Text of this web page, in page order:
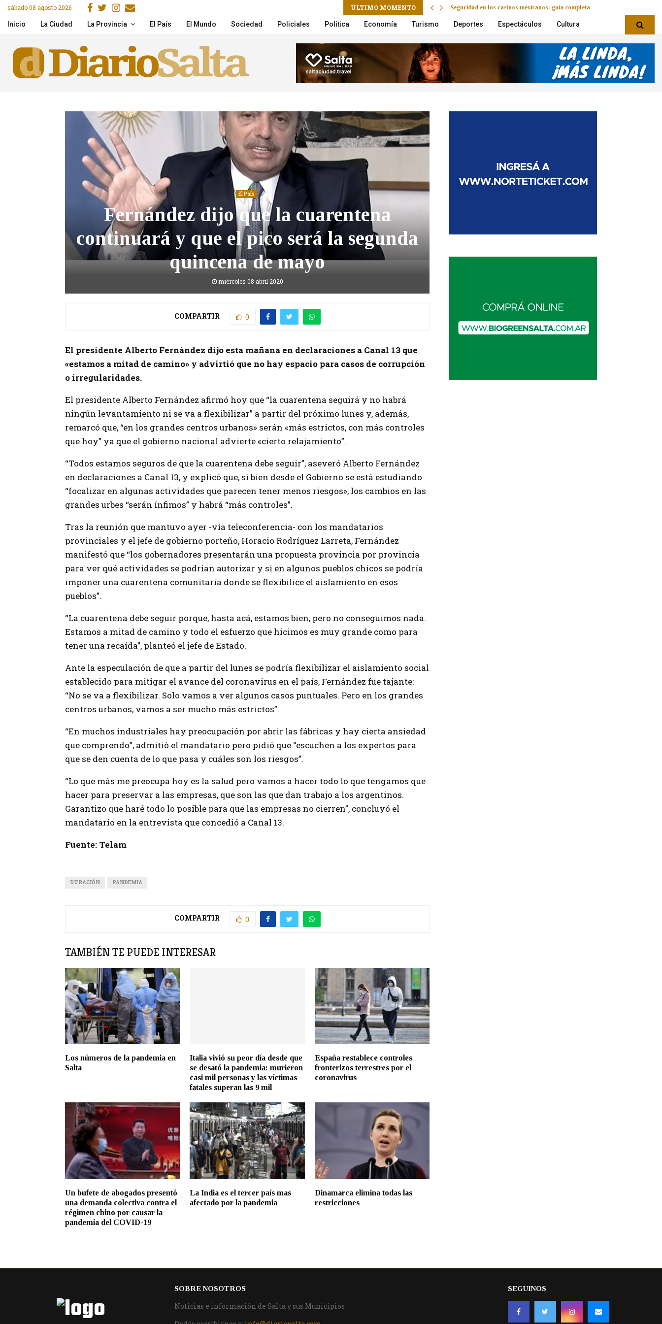
sábado 08 agosto 2026 ÚLTIMO MOMENTO Seguridad en los casinos mexicanos: guía completa
Facebook
Gorjeo
Instagram
Email
Inicio La Ciudad La Provincia El País El Mundo Sociedad Policiales Política Economía Turismo Deportes Espectáculos Cultura
El País
Fernández dijo que la cuarentena
continuará y que el pico será la segunda
quincena de mayo
miércoles 08 abril 2020
COMPARTIR 0
El presidente Alberto Fernández dijo esta mañana en declaraciones a Canal 13 que
«estamos a mitad de camino» y advirtió que no hay espacio para casos de corrupción
o irregularidades.
El presidente Alberto Fernández afirmó hoy que “la cuarentena seguirá y no habrá
ningún levantamiento ni se va a flexibilizar” a partir del próximo lunes y, además,
remarcó que, “en los grandes centros urbanos» serán «más estrictos, con más controles
que hoy” ya que el gobierno nacional advierte «cierto relajamiento”.
“Todos estamos seguros de que la cuarentena debe seguir”, aseveró Alberto Fernández
en declaraciones a Canal 13, y explicó que, si bien desde el Gobierno se está estudiando
“focalizar en algunas actividades que parecen tener menos riesgos», los cambios en las
grandes urbes “serán ínfimos” y habrá “más controles”.
Tras la reunión que mantuvo ayer -vía teleconferencia- con los mandatarios
provinciales y el jefe de gobierno porteño, Horacio Rodríguez Larreta, Fernández
manifestó que “los gobernadores presentarán una propuesta provincia por provincia
para ver qué actividades se podrían autorizar y si en algunos pueblos chicos se podría
imponer una cuarentena comunitaria donde se flexibilice el aislamiento en esos
pueblos”.
“La cuarentena debe seguir porque, hasta acá, estamos bien, pero no conseguimos nada.
Estamos a mitad de camino y todo el esfuerzo que hicimos es muy grande como para
tener una recaída”, planteó el jefe de Estado.
Ante la especulación de que a partir del lunes se podría flexibilizar el aislamiento social
establecido para mitigar el avance del coronavirus en el país, Fernández fue tajante:
“No se va a flexibilizar. Solo vamos a ver algunos casos puntuales. Pero en los grandes
centros urbanos, vamos a ser mucho más estrictos”.
“En muchos industriales hay preocupación por abrir las fábricas y hay cierta ansiedad
que comprendo”, admitió el mandatario pero pidió que “escuchen a los expertos para
que se den cuenta de lo que pasa y cuáles son los riesgos”.
“Lo que más me preocupa hoy es la salud pero vamos a hacer todo lo que tengamos que
hacer para preservar a las empresas, que son las que dan trabajo a los argentinos.
Garantizo que haré todo lo posible para que las empresas no cierren”, concluyó el
mandatario en la entrevista que concedió a Canal 13.
Fuente: Telam
DURACIÓN PANDEMIA
COMPARTIR 0
TAMBIÉN TE PUEDE INTERESAR
Los números de la pandemia en
Salta
Italia vivió su peor día desde que
se desató la pandemia: murieron
casi mil personas y las víctimas
fatales superan las 9 mil
España restablece controles
fronterizos terrestres por el
coronavirus
Un bufete de abogados presentó
una demanda colectiva contra el
régimen chino por causar la
pandemia del COVID-19
La India es el tercer país mas
afectado por la pandemia
Dinamarca elimina todas las
restricciones
SOBRE NOSOTROS
Noticias e información de Salta y sus Municipios
SEGUINOS